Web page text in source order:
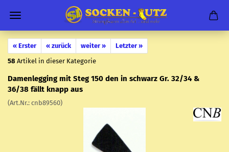
« Erster « zurück weiter »
Letzter »
58 Artikel in dieser Kategorie
Da­men­leg­ging mit Steg 150 den in schwarz Gr. 32/34 &
36/38 fällt knapp aus
(Art.Nr.: cnb89560)